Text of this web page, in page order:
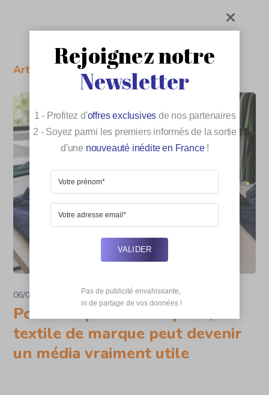
Articles Relatifs
06/08/2026 Business
Pour une petite entreprise, le
textile de marque peut devenir
un média vraiment utile
Rejoignez notre
Newsletter
1 - Profitez d'offres exclusives de nos partenaires
2 - Soyez parmi les premiers informés de la sortie
d'une nouveauté inédite en France!
VALIDER
Pas de publicité envahissante,
ni de partage de vos données !